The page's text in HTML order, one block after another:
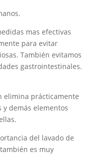
mas efectivas
para evitar
También evitamos
gastrointestinales.
elimina prácticamente
y demás elementos
del lavado de
es muy